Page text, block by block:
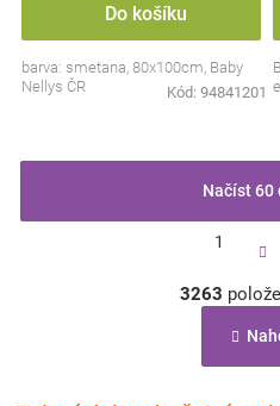
Do košíku
barva: smetana, 80x100cm, Baby
Nellys ČR
Kód: 94841201
v
á
d
Načíst 60
t
á
n
k
v
1
3263